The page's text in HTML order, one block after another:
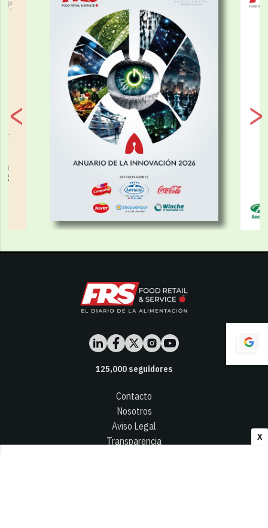
X
125,000seguidores
Contacto
Nosotros
Aviso Legal
Transparencia